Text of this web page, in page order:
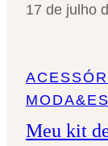
17 de julho
Meu kit